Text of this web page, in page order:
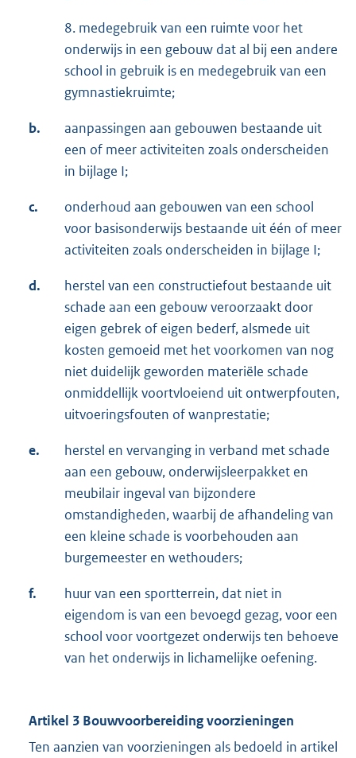
8. medegebruik van een ruimte voor het
onderwijs in een gebouw dat al bij een an­dere
school in gebruik is en medegebruik van een
gymnastiekruimte;
b.
aanpassingen aan gebouwen bestaande uit
een of meer activiteiten zoals onderschei­den
in bijlage I;
c.
onderhoud aan gebouwen van een school
voor basisonderwijs bestaande uit één of meer
activiteiten zoals onderscheiden in bijlage I;
d.
herstel van een constructiefout bestaande uit
schade aan een gebouw veroorzaakt door
eigen gebrek of eigen bederf, alsmede uit
kosten gemoeid met het voorkomen van nog
niet duidelijk geworden materiële schade
onmiddellijk voortvloeiend uit ont­werpfouten,
uit­voeringsfouten of wanprestatie;
e.
herstel en vervanging in verband met schade
aan een gebouw, onderwijsleerpakket en
meubilair ingeval van bijzondere
omstandigheden, waarbij de afhandeling van
een kleine schade is voorbehouden aan
burgemeester en wethouders;
f.
huur van een sportterrein, dat niet in
eigendom is van een bevoegd gezag, voor een
school voor voortgezet onderwijs ten behoeve
van het onderwijs in lichamelijke oefe­ning.
Artikel 3 Bouwvoorbereiding voorzieningen
Ten aanzien van voorzieningen als bedoeld in artikel